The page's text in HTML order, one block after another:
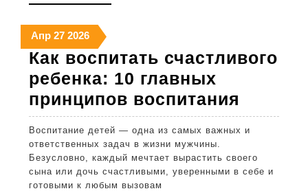
родителей
ДАЛЕЕ
Апр27
апреля
2026
2727
апреля
2026
202627
апреля
2026
Как воспитать счастливого
ребенка: 10 главных
принципов воспитания
10
Воспитание детей — одна из самых важных и
ответственных задач в жизни мужчины.
Безусловно, каждый мечтает вырастить своего
сына или дочь счастливыми, уверенными в себе и
готовыми к любым вызовам